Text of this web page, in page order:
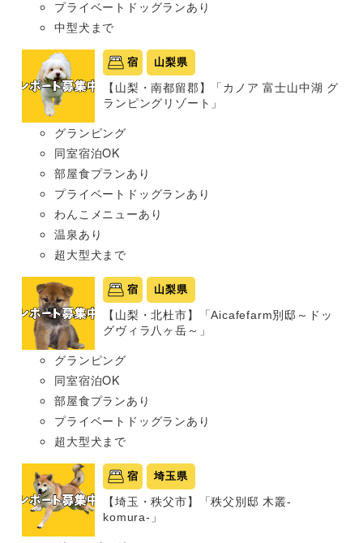
プライベートドッグランあり
中型犬まで
宿 山梨県
【山梨・南都留郡】「カノア 富士山中湖 グ
ランピングリゾート」
グランピング
同室宿泊OK
部屋食プランあり
プライベートドッグランあり
わんこメニューあり
温泉あり
超大型犬まで
宿 山梨県
【山梨・北杜市】「Aicafefarm別邸～ドッ
グヴィラ八ヶ岳～」
グランピング
同室宿泊OK
部屋食プランあり
プライベートドッグランあり
超大型犬まで
宿 埼玉県
【埼玉・秩父市】「秩父別邸 木叢-
komura-」